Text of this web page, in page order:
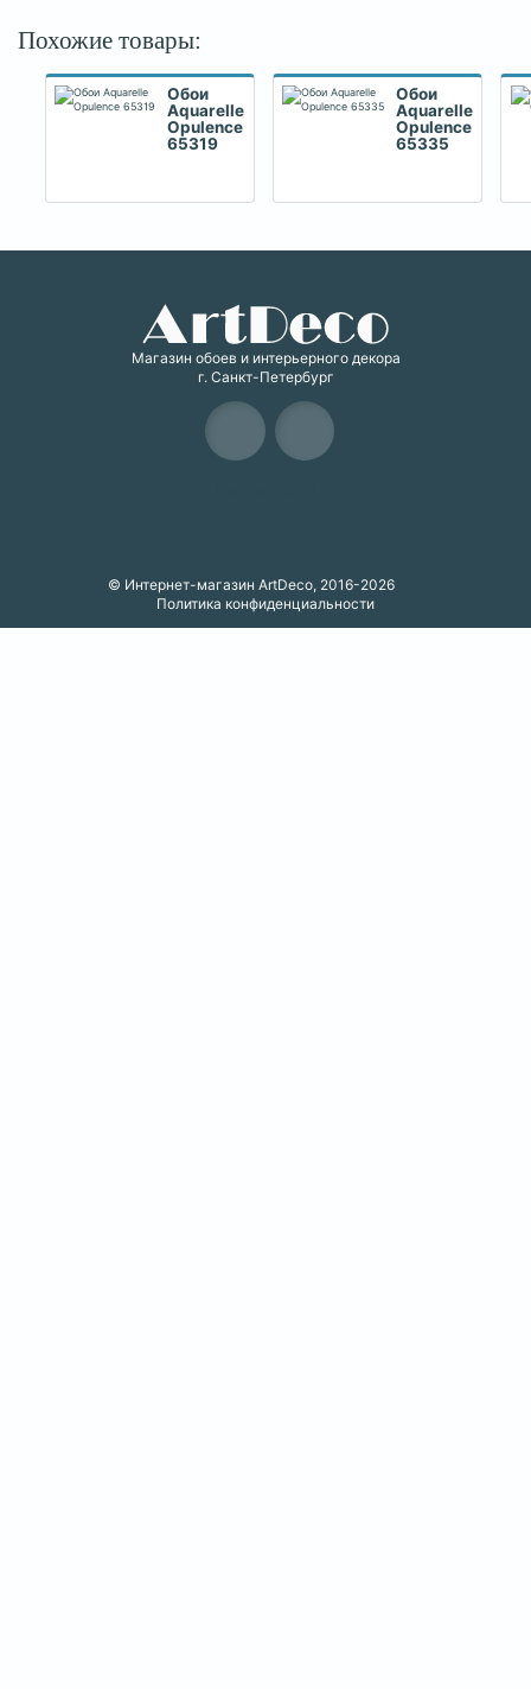
Похожие товары:
Обои
Aquarelle
Opulence
65319
Обои
Aquarelle
Opulence
65335
Магазин обоев и интерьерного декора
г. Санкт-Петербург
© Интернет-магазин ArtDeco, 2016-2026
Политика конфиденциальности